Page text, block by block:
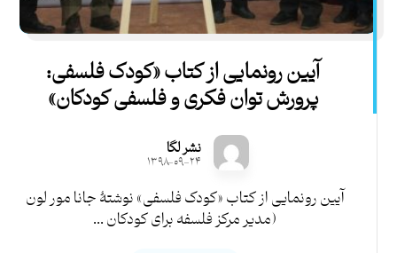
آیین رونمایی از کتاب «کودک فلسفی:
پرورش توان فکری و فلسفی کودکان»
نشر لگا
۱۳۹۸-۰۹-۲۴
آیین رونمایی از کتاب «کودک فلسفی» نوشتۀ جانا مور لون
(مدیر مرکز فلسفه برای کودکان ...